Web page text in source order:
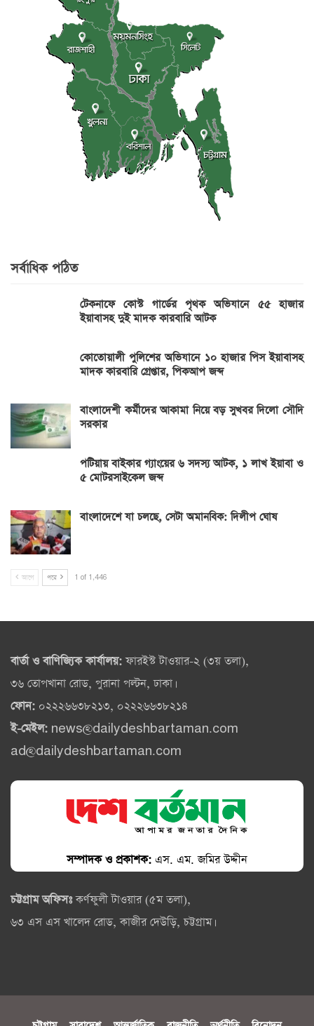
সর্বাধিক পঠিত
টেকনাফে কোস্ট গার্ডের পৃথক অভিযানে ৫৫ হাজার
ইয়াবাসহ দুই মাদক কারবারি আটক
কোতোয়ালী পুলিশের অভিযানে ১০ হাজার পিস ইয়াবাসহ
মাদক কারবারি গ্রেপ্তার, পিকআপ জব্দ
বাংলাদেশী কর্মীদের আকামা নিয়ে বড় সুখবর দিলো সৌদি
সরকার
পটিয়ায় বাইকার গ্যাংয়ের ৬ সদস্য আটক, ১ লাখ ইয়াবা ও
৫ মোটরসাইকেল জব্দ
বাংলাদেশে যা চলছে, সেটা অমানবিক: দিলীপ ঘোষ
আগে পরে 1 of 1,446
বার্তা ও বাণিজ্যিক কার্যালয়:ফারইস্ট টাওয়ার-২ (৩য় তলা),
৩৬ তোপখানা রোড, পুরানা পল্টন, ঢাকা।
ফোন: ০২২২৬৬৩৮২১৩, ০২২২৬৬৩৮২১৪
ই-মেইল: news@dailydeshbartaman.com
ad@dailydeshbartaman.com
সম্পাদক ও প্রকাশক: এস. এম. জমির উদ্দীন
চট্টগ্রাম অফিসঃকর্ণফুলী টাওয়ার (৫ম তলা),
৬৩ এস এস খালেদ রোড, কাজীর দেউড়ি, চট্টগ্রাম।